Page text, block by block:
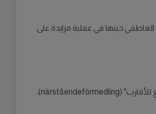
حينها في عملية مزايدة على
وبحسب الوثائق، كانت السمسارة على علم بمشاركة شريكها في المزايدة، لكنها لم تكشف ذلك للبائع، وهو ما يُعد خرقاً للحظر المفروض على ما يُعرف بـ "البيع للأقارب" (närståendeförmedling)،